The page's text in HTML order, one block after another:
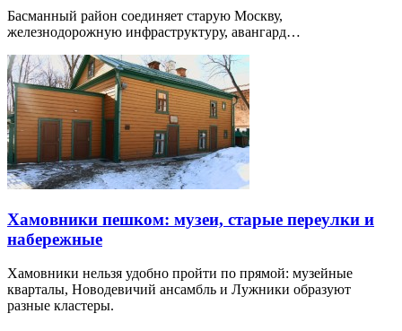
Басманный район соединяет старую Москву,
железнодорожную инфраструктуру, авангард…
Хамовники пешком: музеи, старые переулки и
набережные
Хамовники нельзя удобно пройти по прямой: музейные
кварталы, Новодевичий ансамбль и Лужники образуют
разные кластеры.